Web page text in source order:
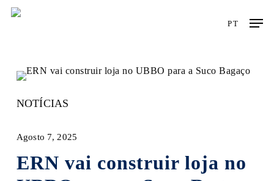
Skip
PT
NOTÍCIAS
Agosto 7, 2025
ERN vai construir loja no